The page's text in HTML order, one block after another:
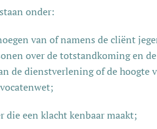
onder:
van of namens de cliënt
over de totstandkoming en
de dienstverlening of de hoogte
die een klacht kenbaar maakt;